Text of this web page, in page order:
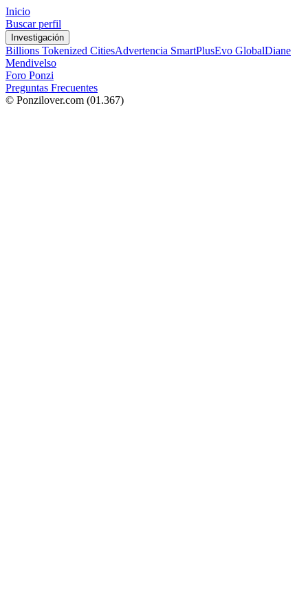
Inicio
Buscar perfil
Investigación
Billions Tokenized CitiesAdvertencia SmartPlusEvo GlobalDiane
Mendivelso
Foro Ponzi
Preguntas Frecuentes
© Ponzilover.com (01.367)